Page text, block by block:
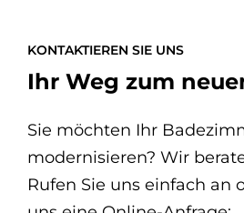
KONTAKTIEREN SIE UNS
Ihr Weg zum
Sie möchten Ihr
modernisieren? Wir
Rufen Sie uns einfach an